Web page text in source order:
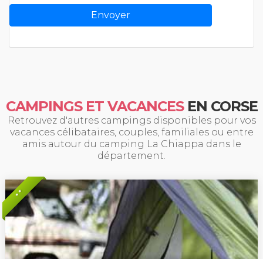
CAMPINGS ET VACANCESEN CORSE
Retrouvez d'autres campings disponibles pour vos
vacances célibataires, couples, familiales ou entre
amis autour du camping La Chiappa dans le
département.
* *